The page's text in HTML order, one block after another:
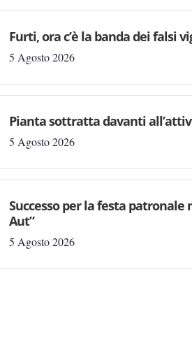
Furti, ora c’è la banda dei falsi
5 Agosto 2026
Pianta sottratta davanti
5 Agosto 2026
Successo per la festa
Aut”
5 Agosto 2026